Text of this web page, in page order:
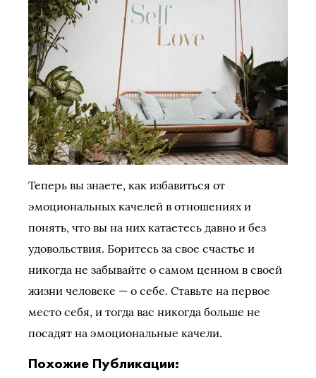
Теперь вы знаете, как избавиться от
эмоциональных качелей в отношениях и
понять, что вы на них катаетесь давно и без
удовольствия. Боритесь за свое счастье и
никогда не забывайте о самом ценном в своей
жизни человеке — о себе. Ставьте на первое
место себя, и тогда вас никогда больше не
посадят на эмоциональные качели.
Похожие Публикации: